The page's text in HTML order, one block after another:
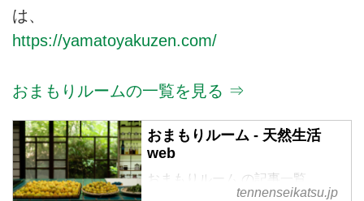
は、
https://yamatoyakuzen.com/
おまもりルームの一覧を見る ⇒
おまもりルーム - 天然生活
web
おまもりルーム の記事一覧
tennenseikatsu.jp